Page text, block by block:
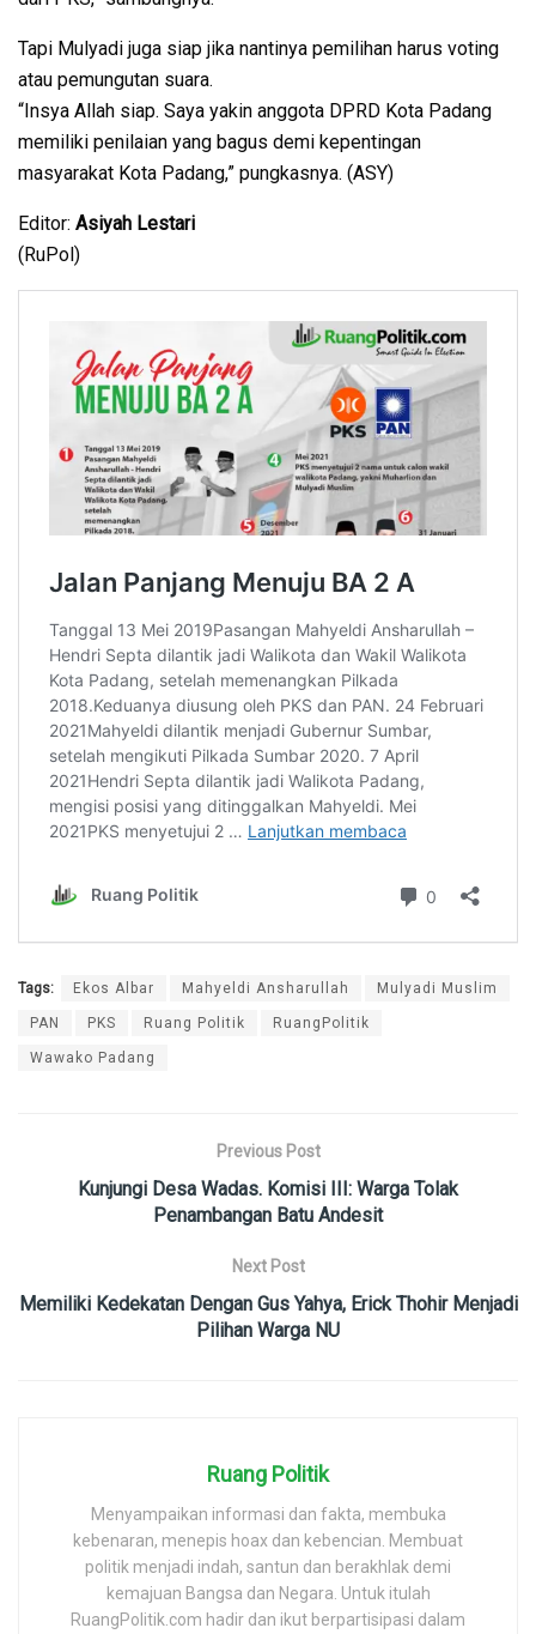
Tapi Mulyadi juga siap jika nantinya pemilihan harus voting
atau pemungutan suara.
“Insya Allah siap. Saya yakin anggota DPRD Kota Padang
memiliki penilaian yang bagus demi kepentingan
masyarakat Kota Padang,” pungkasnya. (ASY)
Editor: Asiyah Lestari
(RuPol)
Tags: Ekos Albar Mahyeldi Ansharullah Mulyadi Muslim
PAN PKS Ruang Politik RuangPolitik
Wawako Padang
Previous Post
Kunjungi Desa Wadas. Komisi III: Warga Tolak
Penambangan Batu Andesit
Next Post
Memiliki Kedekatan Dengan Gus Yahya, Erick Thohir Menjadi
Pilihan Warga NU
Ruang Politik
Menyampaikan informasi dan fakta, membuka
kebenaran, menepis hoax dan kebencian. Membuat
politik menjadi indah, santun dan berakhlak demi
kemajuan Bangsa dan Negara. Untuk itulah
RuangPolitik.com hadir dan ikut berpartisipasi dalam